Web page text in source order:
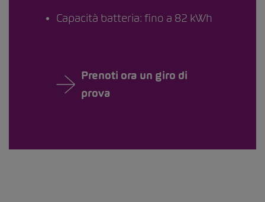
Capacità batteria: fino a 82 kWh
Prenoti ora un giro di
prova